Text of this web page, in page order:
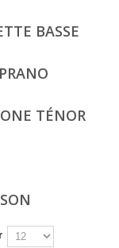
BASSE
TÉNOR